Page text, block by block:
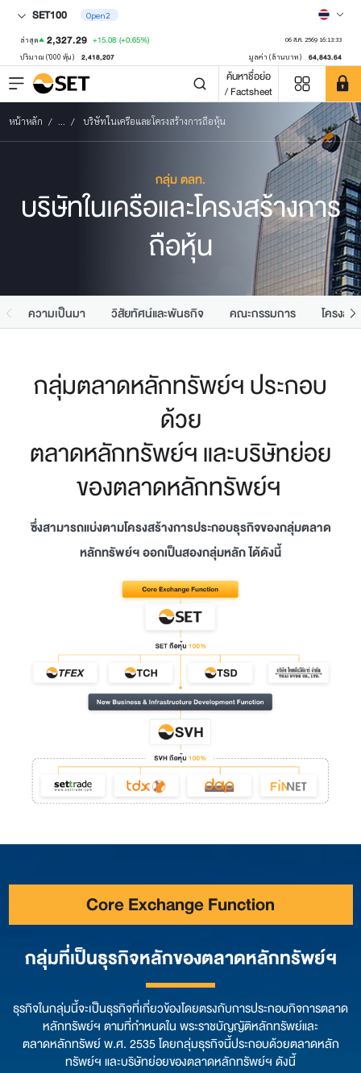
SET100 Open2
ล่าสุด 2,327.29 +15.08 (+0.65%) 06 ส.ค. 2569 16:13:33
ปริมาณ ('000 หุ้น) 2,418,207 มูลค่า (ล้านบาท) 64,843.64
ค้นหาชื่อย่อ
/ Factsheet
หน้าหลัก ... บริษัทในเครือและโครงสร้างการถือหุ้น
กลุ่ม ตลท.
บริษัทในเครือและโครงสร้างการ
ถือหุ้น
ความเป็นมา วิสัยทัศน์และพันธกิจ คณะกรรมการ โครงส
กลุ่มตลาดหลักทรัพย์ฯ ประกอบ
ด้วย
ตลาดหลักทรัพย์ฯ และบริษัทย่อย
ของตลาดหลักทรัพย์ฯ
ซึ่งสามารถแบ่งตามโครงสร้างการประกอบธุรกิจของกลุ่มตลาด
หลักทรัพย์ฯ ออกเป็นสองกลุ่มหลัก ได้ดังนี้
Core Exchange Function
กลุ่มที่เป็นธุรกิจหลักของตลาดหลักทรัพย์ฯ
ธุรกิจในกลุ่มนี้จะเป็นธุรกิจที่เกี่ยวข้องโดยตรงกับการประกอบกิจการตลาด
หลักทรัพย์ฯ ตามที่กำหนดใน พระราชบัญญัติหลักทรัพย์และ
ตลาดหลักทรัพย์ พ.ศ. 2535 โดยกลุ่มธุรกิจนี้ประกอบด้วยตลาดหลัก
ทรัพย์ฯ และบริษัทย่อยของตลาดหลักทรัพย์ฯ ดังนี้